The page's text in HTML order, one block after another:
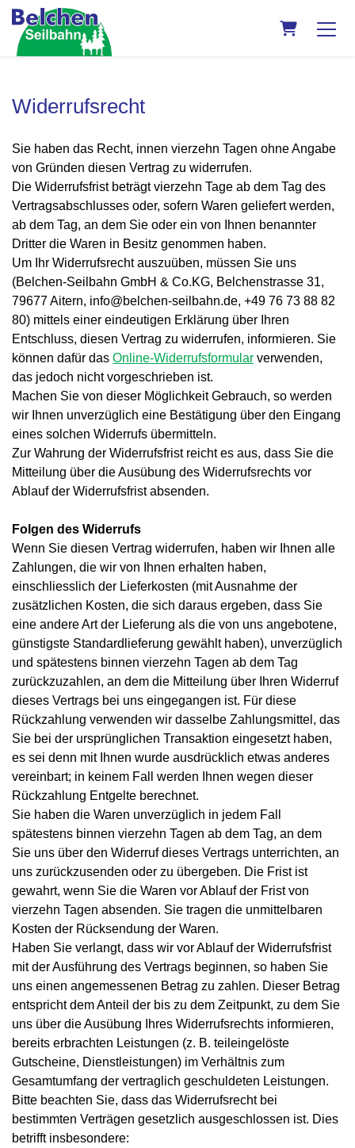
Warenkorb
Widerrufsrecht
Sie haben das Recht, innen vierzehn Tagen ohne Angabe
von Gründen diesen Vertrag zu widerrufen.
Die Widerrufsfrist beträgt vierzehn Tage ab dem Tag des
Vertragsabschlusses oder, sofern Waren geliefert werden,
ab dem Tag, an dem Sie oder ein von Ihnen benannter
Dritter die Waren in Besitz genommen haben.
Um Ihr Widerrufsrecht auszuüben, müssen Sie uns
(Belchen-Seilbahn GmbH & Co.KG, Belchenstrasse 31,
79677 Aitern, info@belchen-seilbahn.de, +49 76 73 88 82
80) mittels einer eindeutigen Erklärung über Ihren
Entschluss, diesen Vertrag zu widerrufen, informieren. Sie
können dafür das Online-Widerrufsformular verwenden,
das jedoch nicht vorgeschrieben ist.
Machen Sie von dieser Möglichkeit Gebrauch, so werden
wir Ihnen unverzüglich eine Bestätigung über den Eingang
eines solchen Widerrufs übermitteln.
Zur Wahrung der Widerrufsfrist reicht es aus, dass Sie die
Mitteilung über die Ausübung des Widerrufsrechts vor
Ablauf der Widerrufsfrist absenden.
Folgen des Widerrufs
Wenn Sie diesen Vertrag widerrufen, haben wir Ihnen alle
Zahlungen, die wir von Ihnen erhalten haben,
einschliesslich der Lieferkosten (mit Ausnahme der
zusätzlichen Kosten, die sich daraus ergeben, dass Sie
eine andere Art der Lieferung als die von uns angebotene,
günstigste Standardlieferung gewählt haben), unverzüglich
und spätestens binnen vierzehn Tagen ab dem Tag
zurückzuzahlen, an dem die Mitteilung über Ihren Widerruf
dieses Vertrags bei uns eingegangen ist. Für diese
Rückzahlung verwenden wir dasselbe Zahlungsmittel, das
Sie bei der ursprünglichen Transaktion eingesetzt haben,
es sei denn mit Ihnen wurde ausdrücklich etwas anderes
vereinbart; in keinem Fall werden Ihnen wegen dieser
Rückzahlung Entgelte berechnet.
Sie haben die Waren unverzüglich in jedem Fall
spätestens binnen vierzehn Tagen ab dem Tag, an dem
Sie uns über den Widerruf dieses Vertrags unterrichten, an
uns zurückzusenden oder zu übergeben. Die Frist ist
gewahrt, wenn Sie die Waren vor Ablauf der Frist von
vierzehn Tagen absenden. Sie tragen die unmittelbaren
Kosten der Rücksendung der Waren.
Haben Sie verlangt, dass wir vor Ablauf der Widerrufsfrist
mit der Ausführung des Vertrags beginnen, so haben Sie
uns einen angemessenen Betrag zu zahlen. Dieser Betrag
entspricht dem Anteil der bis zu dem Zeitpunkt, zu dem Sie
uns über die Ausübung Ihres Widerrufsrechts informieren,
bereits erbrachten Leistungen (z. B. teileingelöste
Gutscheine, Dienstleistungen) im Verhältnis zum
Gesamtumfang der vertraglich geschuldeten Leistungen.
Bitte beachten Sie, dass das Widerrufsrecht bei
bestimmten Verträgen gesetzlich ausgeschlossen ist. Dies
betrifft insbesondere: